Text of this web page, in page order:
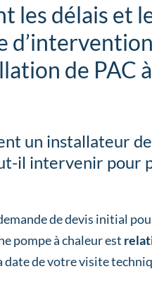
les délais et
de PAC à
un installateur
il intervenir pour
de devis initial
pompe à chaleur est
date de votre visite